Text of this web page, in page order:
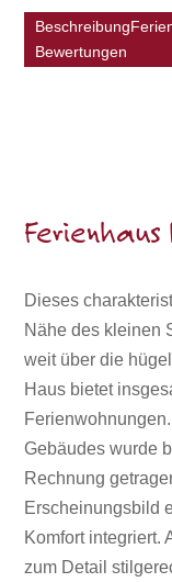
Beschreibung
Bewertungen
Ferienhaus
Dieses
Nähe des kleinen
weit über die
Haus bietet
Gebäudes wurde
Rechnung
Erscheinungsbild
Komfort integriert.
zum Detail